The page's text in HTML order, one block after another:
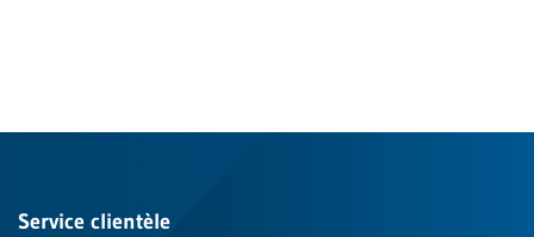
Service clientèle